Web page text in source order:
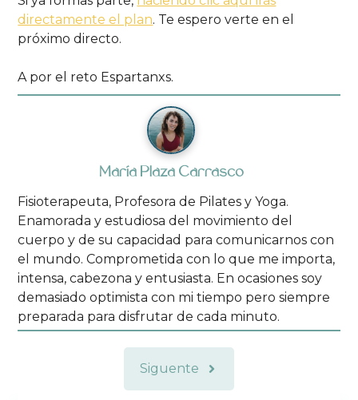
directamente el plan. Te espero verte en el
próximo directo.
A por el reto Espartanxs.
María Plaza Carrasco
Fisioterapeuta, Profesora de Pilates y Yoga.
Enamorada y estudiosa del movimiento del
cuerpo y de su capacidad para comunicarnos con
el mundo. Comprometida con lo que me importa,
intensa, cabezona y entusiasta. En ocasiones soy
demasiado optimista con mi tiempo pero siempre
preparada para disfrutar de cada minuto.
Siguente